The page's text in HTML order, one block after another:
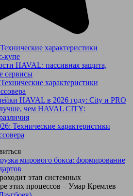
характеристики
купе
HAVAL: пассивная защита,
сервисы
характеристики
HAVAL в 2026 году: City и PRO
чем HAVAL CITY:
Технические характеристики
мирового бокса: формирование
этап системных
этих процессов – Умар Кремлев